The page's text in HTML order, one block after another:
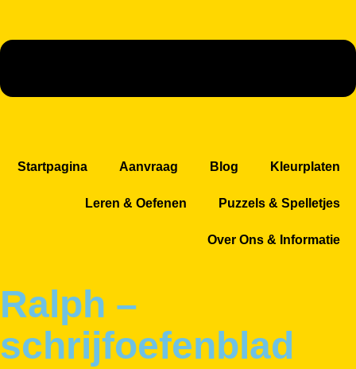
Startpagina Aanvraag Blog Kleurplaten
Leren & Oefenen Puzzels & Spelletjes
Over Ons & Informatie
Ralph –
schrijfoefenblad